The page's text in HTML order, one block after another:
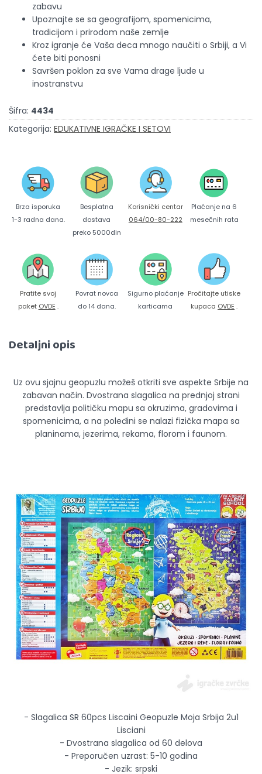
zabavu
Upoznajte se sa geografijom, spomenicima,
tradicijom i prirodom naše zemlje
Kroz igranje će Vaša deca mnogo naučiti o Srbiji, a Vi
ćete biti ponosni
Savršen poklon za sve Vama drage ljude u
inostranstvu
Šifra: 4434
Kategorija: EDUKATIVNE IGRAČKE I SETOVI
Brza isporuka
1-3 radna dana.
Besplatna
dostava
preko 5000din
Korisnički centar
064/00-80-222
Plaćanje na 6
mesečnih rata
Pratite svoj
paket OVDE .
Povrat novca
do 14 dana.
Sigurno plaćanje
karticama
Pročitajte utiske
kupaca OVDE .
Detaljni opis
Uz ovu sjajnu geopuzlu možeš otkriti sve aspekte Srbije na
zabavan način. Dvostrana slagalica na prednjoj strani
predstavlja političku mapu sa okruzima, gradovima i
spomenicima, a na poleđini se nalazi fizička mapa sa
planinama, jezerima, rekama, florom i faunom.
- Slagalica SR 60pcs Liscaini Geopuzle Moja Srbija 2u1
Lisciani
- Dvostrana slagalica od 60 delova
- Preporučen uzrast: 5-10 godina
- Jezik: srpski